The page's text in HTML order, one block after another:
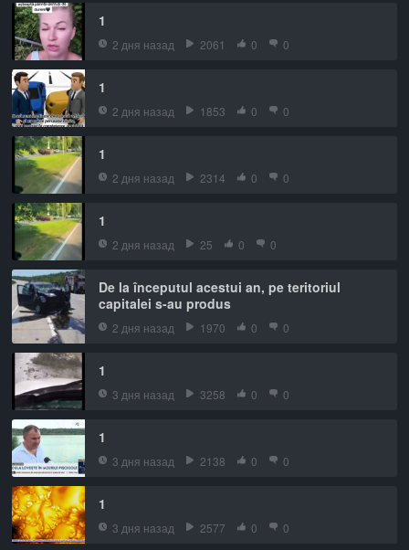
1
2 дня назад 2061 0 0
1
2 дня назад 1853 0 0
1
2 дня назад 2314 0 0
1
2 дня назад 25 0 0
De la începutul acestui an, pe teritoriul
capitalei s-au produs
2 дня назад 1970 0 0
1
3 дня назад 3258 0 0
1
3 дня назад 2138 0 0
1
3 дня назад 2577 0 0